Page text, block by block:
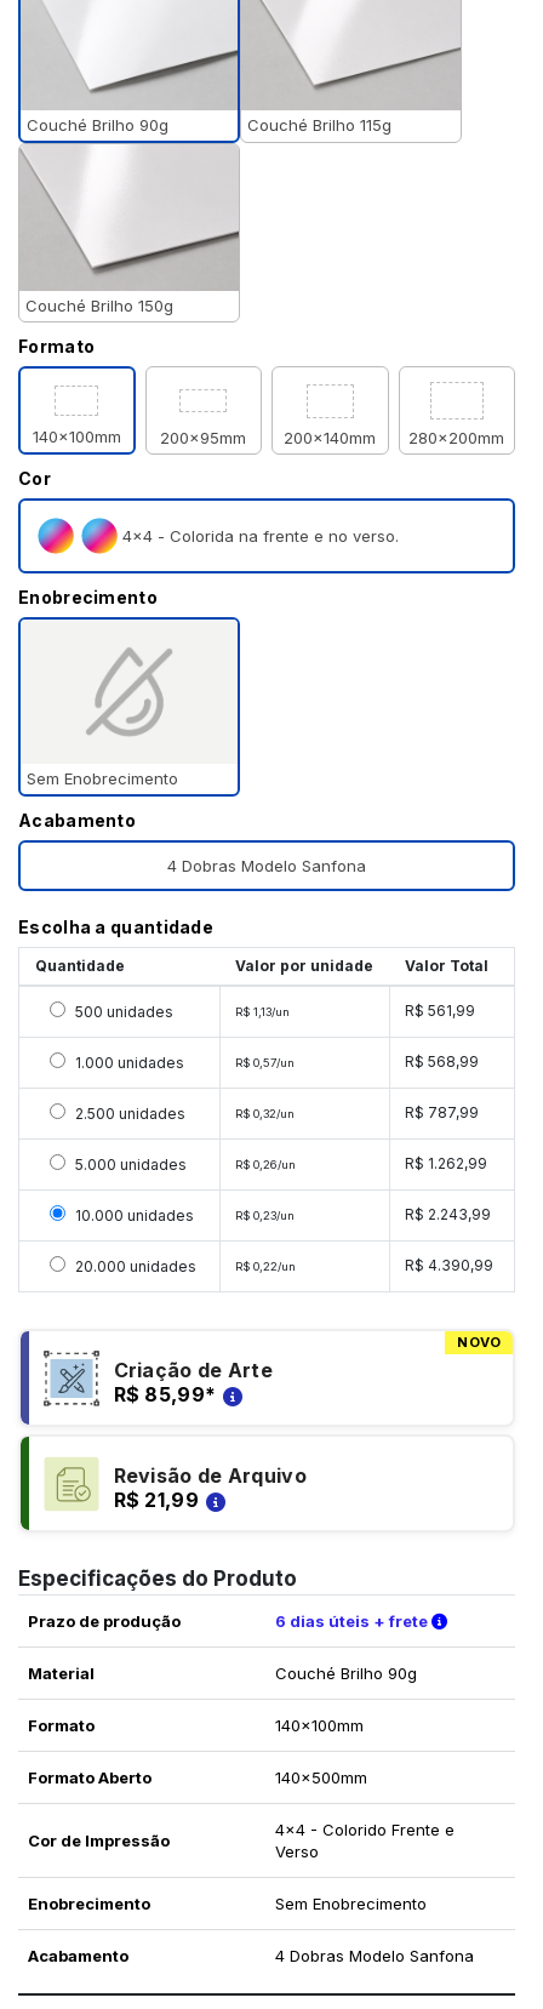
Couché Brilho 90g Couché Brilho 115g
Couché Brilho 150g
Formato
140x100mm 200x95mm 200x140mm 280x200mm
Cor
4×4 - Colorida na frente e no verso.
Enobrecimento
Sem Enobrecimento
Acabamento
4 Dobras Modelo Sanfona
Escolha a quantidade
Quantidade Valor por unidade Valor Total
Selecionar 500 unidades
500 unidades R$ 1,13/un R$ 561,99
Selecionar 1000 unidades
1.000 unidades R$ 0,57/un R$ 568,99
Selecionar 2500 unidades
2.500 unidades R$ 0,32/un R$ 787,99
Selecionar 5000 unidades
5.000 unidades R$ 0,26/un R$ 1.262,99
Selecionar 10000 unidades
10.000 unidades R$ 0,23/un R$ 2.243,99
Selecionar 20000 unidades
20.000 unidades R$ 0,22/un R$ 4.390,99
NOVO
Criação de Arte
R$ 85,99*
Revisão de Arquivo
R$ 21,99
Especificações do Produto
Prazo de produção 6 dias úteis + frete Verifique
Material Couché Brilho 90g
Formato 140x100mm
Formato Aberto 140x500mm
Cor de Impressão
4x4 - Colorido Frente e
Verso
Enobrecimento Sem Enobrecimento
Acabamento 4 Dobras Modelo Sanfona